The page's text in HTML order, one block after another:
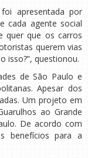
apresentada por
cada agente social
quer que os carros
querem vias
isso?”, questionou.
de São Paulo e
Apesar dos
Um projeto em
ao Grande
De acordo com
benefícios para a